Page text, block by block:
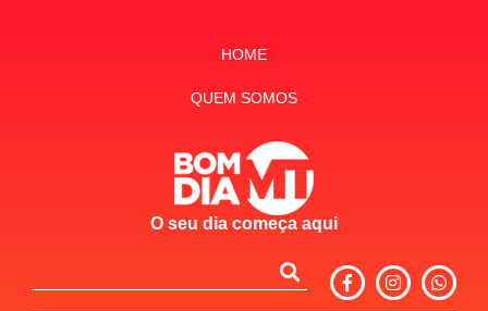
HOME
QUEM SOMOS
O seu dia começa aqui